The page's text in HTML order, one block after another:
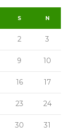
S N
2 3
9 10
16 17
23 24
30
31